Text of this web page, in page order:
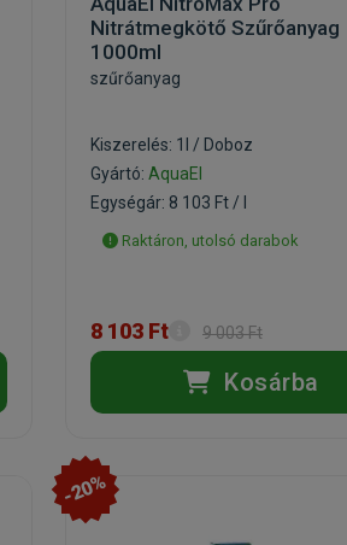
Nitrátmegkötő Szűrőanyag
1000ml
szűrőanyag
Kiszerelés: 1l / Doboz
Gyártó: AquaEl
Egységár: 8 103 Ft / l
Raktáron, utolsó darabok
8 103 Ft 9 003 Ft
Kosárba
-20%